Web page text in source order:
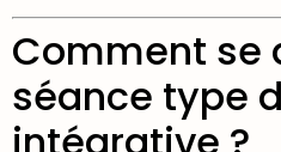
Comment se
séance type